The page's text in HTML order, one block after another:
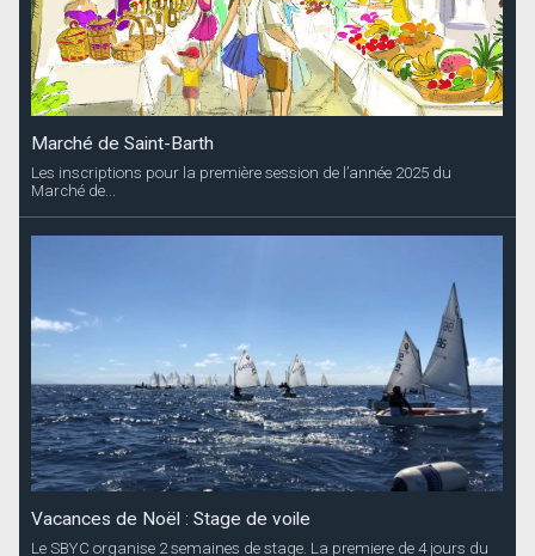
Marché de Saint-Barth
Les inscriptions pour la première session de l’année 2025 du
Marché de...
Vacances de Noël : Stage de voile
Le SBYC organise 2 semaines de stage. La premiere de 4 jours du